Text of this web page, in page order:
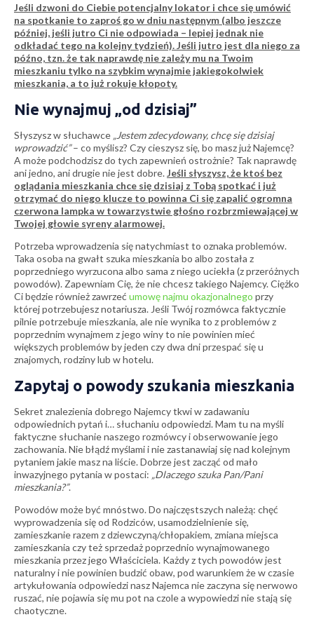
Jeśli dzwoni do Ciebie potencjalny lokator i chce się umówić
na spotkanie to zaproś go w dniu następnym (albo jeszcze
później, jeśli jutro Ci nie odpowiada – lepiej jednak nie
odkładać tego na kolejny tydzień). Jeśli jutro jest dla niego za
późno, tzn. że tak naprawdę nie zależy mu na Twoim
mieszkaniu tylko na szybkim wynajmie jakiegokolwiek
mieszkania, a to już rokuje kłopoty.
Nie wynajmuj „od dzisiaj”
Słyszysz w słuchawce „Jestem zdecydowany, chcę się dzisiaj
wprowadzić”– co myślisz? Czy cieszysz się, bo masz już Najemcę?
A może podchodzisz do tych zapewnień ostrożnie? Tak naprawdę
ani jedno, ani drugie nie jest dobre.Jeśli słyszysz, że ktoś bez
oglądania mieszkania chce się dzisiaj z Tobą spotkać i już
otrzymać do niego klucze to powinna Ci się zapalić ogromna
czerwona lampka w towarzystwie głośno rozbrzmiewającej w
Twojej głowie syreny alarmowej.
Potrzeba wprowadzenia się natychmiast to oznaka problemów.
Taka osoba na gwałt szuka mieszkania bo albo została z
poprzedniego wyrzucona albo sama z niego uciekła (z przeróżnych
powodów). Zapewniam Cię, że nie chcesz takiego Najemcy. Ciężko
Ci będzie również zawrzeć umowę najmu okazjonalnego przy
której potrzebujesz notariusza. Jeśli Twój rozmówca faktycznie
pilnie potrzebuje mieszkania, ale nie wynika to z problemów z
poprzednim wynajmem z jego winy to nie powinien mieć
większych problemów by jeden czy dwa dni przespać się u
znajomych, rodziny lub w hotelu.
Zapytaj o powody szukania mieszkania
Sekret znalezienia dobrego Najemcy tkwi w zadawaniu
odpowiednich pytań i… słuchaniu odpowiedzi. Mam tu na myśli
faktyczne słuchanie naszego rozmówcy i obserwowanie jego
zachowania. Nie błądź myślami i nie zastanawiaj się nad kolejnym
pytaniem jakie masz na liście. Dobrze jest zacząć od mało
inwazyjnego pytania w postaci: „Dlaczego szuka Pan/Pani
mieszkania?”.
Powodów może być mnóstwo. Do najczęstszych należą: chęć
wyprowadzenia się od Rodziców, usamodzielnienie się,
zamieszkanie razem z dziewczyną/chłopakiem, zmiana miejsca
zamieszkania czy też sprzedaż poprzednio wynajmowanego
mieszkania przez jego Właściciela. Każdy z tych powodów jest
naturalny i nie powinien budzić obaw, pod warunkiem że w czasie
artykułowania odpowiedzi nasz Najemca nie zaczyna się nerwowo
ruszać, nie pojawia się mu pot na czole a wypowiedzi nie stają się
chaotyczne.